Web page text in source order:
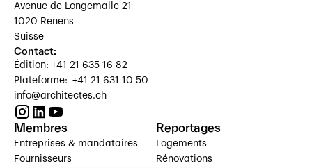
Avenue de Longemalle 21
1020 Renens
Suisse
Contact:
Édition: +41 21 635 16 82
Plateforme: +41 21 631 10 50
info@architectes.ch
Membres
Entreprises & mandataires
Fournisseurs
Reportages
Logements
Rénovations